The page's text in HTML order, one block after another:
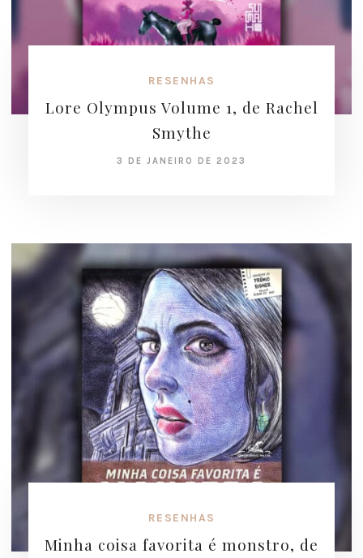
RESENHAS
Lore Olympus Volume 1, de Rachel
Smythe
3 DE JANEIRO DE 2023
RESENHAS
Minha coisa favorita é monstro, de